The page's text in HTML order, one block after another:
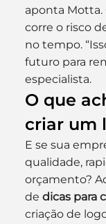
aponta Motta.
corre o risco
no tempo.
futuro para
especialista.
O que
criar um
E se sua
qualidade,
orçamento?
de dicas para
criação de